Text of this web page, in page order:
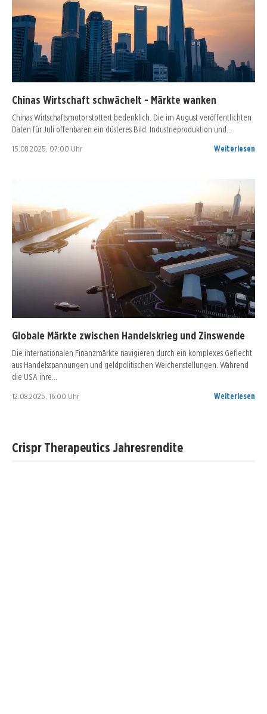
Chinas Wirtschaft schwächelt - Märkte wanken
Chinas Wirtschaftsmotor stottert bedenklich. Die im August veröffentlichten
Daten für Juli offenbaren ein düsteres Bild: Industrieproduktion und…
15.08.2025, 07:00 Uhr Weiterlesen
Globale Märkte zwischen Handelskrieg und Zinswende
Die internationalen Finanzmärkte navigieren durch ein komplexes Geflecht
aus Handelsspannungen und geldpolitischen Weichenstellungen. Während
die USA ihre…
12.08.2025, 16:00 Uhr Weiterlesen
Crispr Therapeutics Jahresrendite